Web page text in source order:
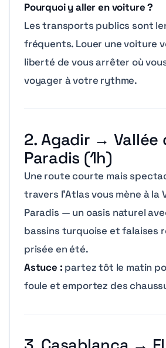
Pourquoi y aller en voiture ?
Les transports publics sont
fréquents. Louer une voiture
liberté de vous arrêter où
voyager à votre rythme.
2. Agadir → Vallée
Paradis (1h)
Une route courte mais
travers l’Atlas vous mène à la
Paradis — un oasis naturel
bassins turquoise et falaises
prisée en été.
Astuce : partez tôt le matin
foule et emportez des